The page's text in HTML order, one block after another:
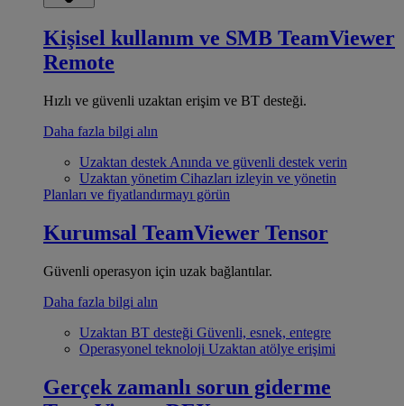
Kişisel kullanım ve SMB TeamViewer
Remote
Hızlı ve güvenli uzaktan erişim ve BT desteği.
Daha fazla bilgi alın
Uzaktan destek Anında ve güvenli destek verin
Uzaktan yönetim Cihazları izleyin ve yönetin
Planları ve fiyatlandırmayı görün
Kurumsal TeamViewer Tensor
Güvenli operasyon için uzak bağlantılar.
Daha fazla bilgi alın
Uzaktan BT desteği Güvenli, esnek, entegre
Operasyonel teknoloji Uzaktan atölye erişimi
Gerçek zamanlı sorun giderme